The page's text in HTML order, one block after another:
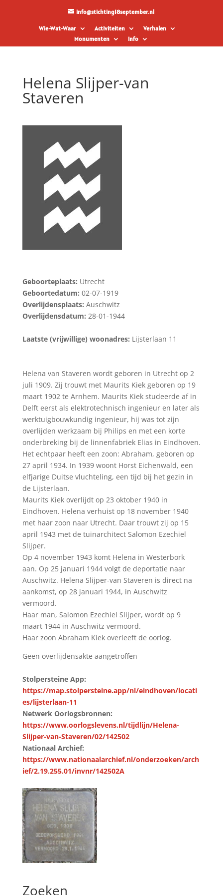
info@stichting18september.nl
Wie-Wat-Waar Activiteiten
Verhalen
Monumenten
Info
Helena Slijper-van
Staveren
Geboorteplaats: Utrecht
Geboortedatum: 02-07-1919
Overlijdensplaats: Auschwitz
Overlijdensdatum: 28-01-1944
Laatste (vrijwillige) woonadres: Lijsterlaan 11
Helena van Staveren wordt geboren in Utrecht op 2
juli 1909. Zij trouwt met Maurits Kiek geboren op 19
maart 1902 te Arnhem. Maurits Kiek studeerde af in
Delft eerst als elektrotechnisch ingenieur en later als
werktuigbouwkundig ingenieur, hij was tot zijn
overlijden werkzaam bij Philips en met een korte
onderbreking bij de linnenfabriek Elias in Eindhoven.
Het echtpaar heeft een zoon: Abraham, geboren op
27 april 1934. In 1939 woont Horst Eichenwald, een
elfjarige Duitse vluchteling, een tijd bij het gezin in
de Lijsterlaan.
Maurits Kiek overlijdt op 23 oktober 1940 in
Eindhoven. Helena verhuist op 18 november 1940
met haar zoon naar Utrecht. Daar trouwt zij op 15
april 1943 met de tuinarchitect Salomon Ezechiel
Slijper.
Op 4 november 1943 komt Helena in Westerbork
aan. Op 25 januari 1944 volgt de deportatie naar
Auschwitz. Helena Slijper-van Staveren is direct na
aankomst, op 28 januari 1944, in Auschwitz
vermoord.
Haar man, Salomon Ezechiel Slijper, wordt op 9
maart 1944 in Auschwitz vermoord.
Haar zoon Abraham Kiek overleeft de oorlog.
Geen overlijdensakte aangetroffen
Stolpersteine App:
https://map.stolpersteine.app/nl/eindhoven/locati
es/lijsterlaan-11
Netwerk Oorlogsbronnen:
https://www.oorlogslevens.nl/tijdlijn/Helena-
Slijper-van-Staveren/02/142502
Nationaal Archief:
https://www.nationaalarchief.nl/onderzoeken/arch
ief/2.19.255.01/invnr/142502A
Zoeken